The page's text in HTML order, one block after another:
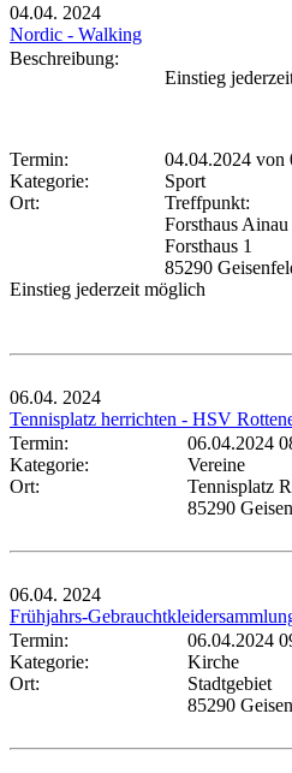
04.04. 2024
Nordic - Walking
Beschreibung:
Einstieg
Termin: 04.04.2024 von
Kategorie:
Sport
Ort:
Treffpunkt:
Forsthaus Ainau
Forsthaus 1
85290
Einstieg jederzeit möglich
06.04. 2024
Tennisplatz herrichten - HSV
Termin:
06.04.2024
Kategorie:
Vereine
Ort:
Tennisplatz
85290
06.04. 2024
Frühjahrs-
Termin:
06.04.2024
Kategorie:
Kirche
Ort:
Stadtgebiet
85290